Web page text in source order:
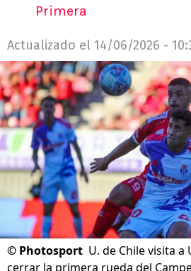
Primera
Actualizado el 14/06/2026 -
© Photosport U. de Chile visita a
cerrar la primera rueda del